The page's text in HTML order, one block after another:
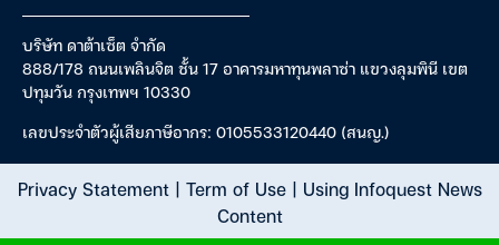
บริษัท ดาต้าเซ็ต จำกัด
888/178 ถนนเพลินจิต ชั้น 17 อาคารมหาทุนพลาซ่า แขวงลุมพินี เขต
ปทุมวัน กรุงเทพฯ 10330
เลขประจำตัวผู้เสียภาษีอากร: 0105533120440 (สนญ.)
Privacy Statement| Term of Use| Using Infoquest News
Content